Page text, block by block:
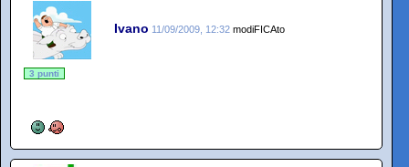
Ivano 11/09/2009, 12:32 modiFICAto
3 punti